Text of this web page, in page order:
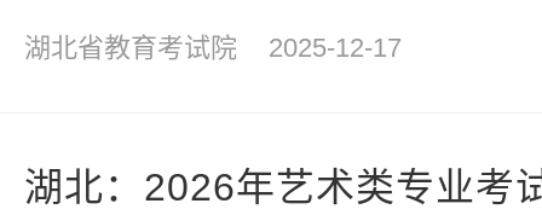
湖北省教育考试院 2025-12-17
湖北：2026年艺术类专业考